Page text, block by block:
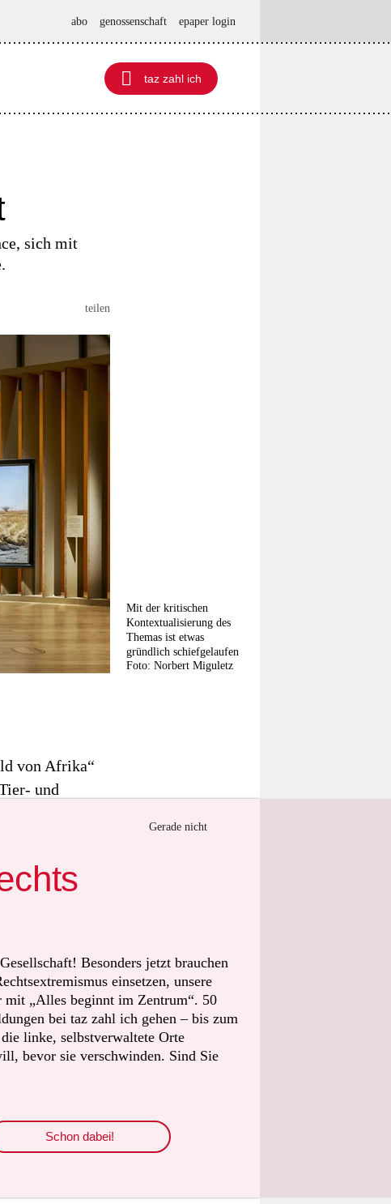
abo genossenschaft epaper login

taz zahl ich
taz zahl ich
sich mit
teilen
Mit der kritischen
Kontextualisierung des
Themas ist etwas
gründlich schiefgelaufen
Foto: Norbert Miguletz
von Afrika“
und
vor allem der
und 1912
Werkes,
angesichts
nur ein
Gerade nicht
Besonders jetzt brauchen
einsetzen, unsere
„Alles beginnt im Zentrum“. 50
bei taz zahl ich gehen – bis zum
linke, selbstverwaltete Orte
bevor sie verschwinden. Sind Sie
Schon dabei!